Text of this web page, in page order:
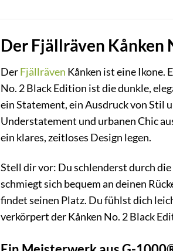
Der Fjällräven Kånken
DerFjällräven Kånken ist eine Ikone.
No. 2 Black Edition ist die dunkle,
ein Statement, ein Ausdruck von Stil
Understatement und urbanen Chic
ein klares, zeitloses Design legen.
Stell dir vor: Du schlenderst durch
schmiegt sich bequem an deinen
findet seinen Platz. Du fühlst dich
verkörpert der Kånken No. 2 Black